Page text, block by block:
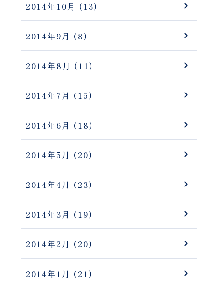
2014年10月 (13)
2014年9月 (8)
2014年8月 (11)
2014年7月 (15)
2014年6月 (18)
2014年5月 (20)
2014年4月 (23)
2014年3月 (19)
2014年2月 (20)
2014年1月 (21)